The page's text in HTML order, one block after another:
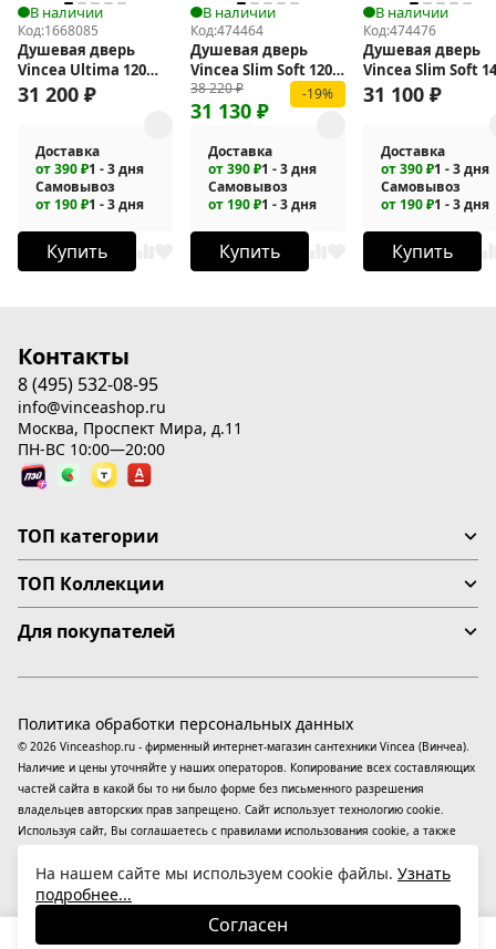
В наличии
Код:1668085
Душевая дверь
Vincea Ultima 120
VDS-7UL120CLGM
31 200 ₽
Доставка
от 390 ₽1 - 3 дня
Самовывоз
от 190 ₽1 - 3 дня
Купить
В наличии
Код:474464
Душевая дверь
Vincea Slim Soft 120
VDS-1SS120CL
38 220₽
31 130 ₽
-19%
Доставка
от 390 ₽1 - 3 дня
Самовывоз
от 190 ₽1 - 3 дня
Купить
В наличии
Код:474476
Душевая дверь
Vincea Slim Soft
VDS-1SS140CL
31 100 ₽
Доставка
от 390 ₽1 - 3 дня
Самовывоз
от 190 ₽1 - 3 дня
Купить
Контакты
8 (495) 532-08-95
info@vinceashop.ru
Москва, Проспект Мира, д.11
ПН-ВС 10:00—20:00
ТОП категории
ТОП Коллекции
Для покупателей
© 2026 Vinceashop.ru - фирменный интернет-магазин сантехники Vincea (Винчеа).
Наличие и цены уточняйте у наших операторов. Копирование всех составляющих
частей сайта в какой бы то ни было форме без письменного разрешения
владельцев авторских прав запрещено. Сайт использует технологию cookie.
Используя сайт, Вы соглашаетесь с правилами использования cookie, а также
применяютсярекомендательные технологии(информационные технологии
предоставления информации на основе сбора, систематизации и анализа
сведений, относящихся к предпочтениям пользователей сети «Интернет»,
находящихся на территории Российской Федерации).
Политика обработки персональных данных
На нашем сайте мы используем cookie файлы. Узнать
подробнее...
Согласен